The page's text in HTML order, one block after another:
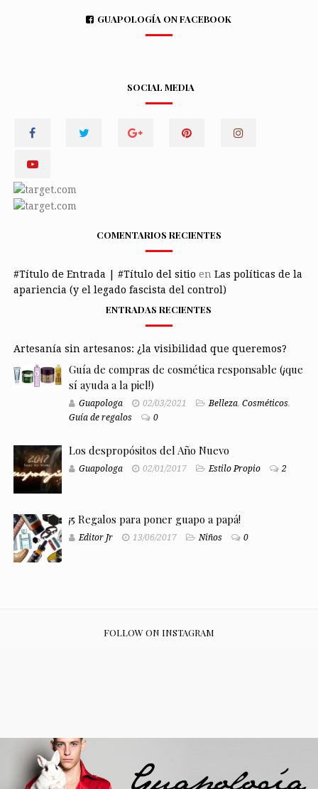
GUAPOLOGÍA ON FACEBOOK
SOCIAL MEDIA
COMENTARIOS RECIENTES
#Título de Entrada | #Título del sitio en Las políticas de la
apariencia (y el legado fascista del control)
ENTRADAS RECIENTES
Artesanía sin artesanos: ¿la visibilidad que queremos?
Guía de compras de cosmética responsable (¡que
sí ayuda a la piel!)
Guapologa 02/03/2021 Belleza, Cosméticos,
Guía de regalos
0
Los despropósitos del Año Nuevo
Guapologa 02/01/2017 Estilo Propio 2
¡5 Regalos para poner guapo a papá!
Editor Jr 13/06/2017 Niños 0
FOLLOW ON INSTAGRAM